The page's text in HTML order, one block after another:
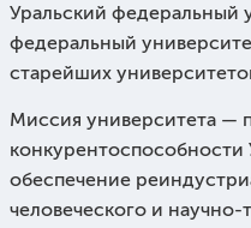
Фото и видео
Уральский федеральный
федеральный
старейших
Миссия университета
конкурентоспособности
обеспечение
человеческого и научно-